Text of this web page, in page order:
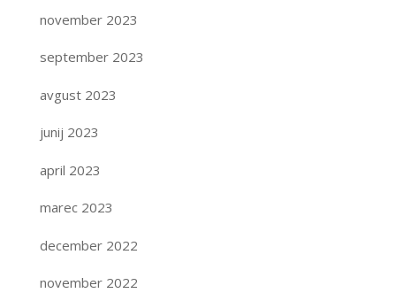
november 2023
september 2023
avgust 2023
junij 2023
april 2023
marec 2023
december 2022
november 2022